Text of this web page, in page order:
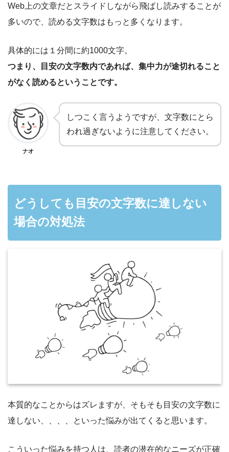
Web上の文章だとスライドしながら飛ばし読みすることが
多いので、読める文字数はもっと多くなります。
具体的には１分間に約1000文字。
つまり、目安の文字数内であれば、集中力が途切れること
がなく読めるということです。
ナオ
しつこく言うようですが、文字数にとら
われ過ぎないように注意してください。
どうしても目安の文字数に達しない
場合の対処法
本質的なことからはズレますが、そもそも目安の文字数に
達しない、、、、といった悩みが出てくると思います。
こういった悩みを持つ人は、読者の潜在的なニーズが正確